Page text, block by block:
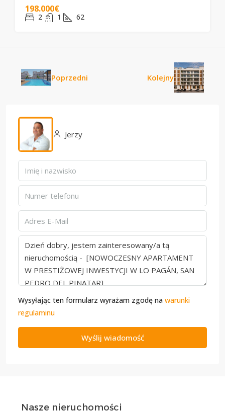
198.000€
2 1 62
Poprzedni Kolejny
Jerzy
Wysyłając ten formularz wyrażam zgodę na warunki
regulaminu
Wyślij wiadomość
Nasze nieruchomości